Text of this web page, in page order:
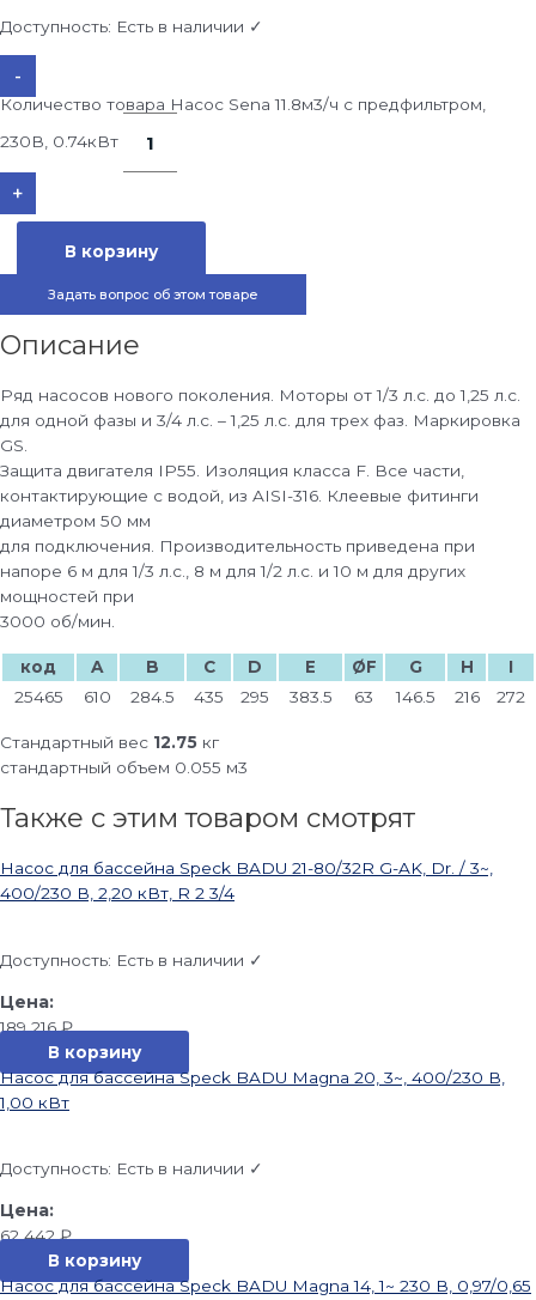
Доступность: Есть в наличии ✓
-
Количество товара Насос Sena 11.8м3/ч с предфильтром,
230В, 0.74кВт
+
В корзину
Задать вопрос об этом товаре
Описание
Ряд насосов нового поколения. Моторы от 1/3 л.с. до 1,25 л.с.
для одной фазы и 3/4 л.с. – 1,25 л.с. для трех фаз. Маркировка
GS.
Защита двигателя IP55. Изоляция класса F. Все части,
контактирующие с водой, из AISI-316. Клеевые фитинги
диаметром 50 мм
для подключения. Производительность приведена при
напоре 6 м для 1/3 л.с., 8 м для 1/2 л.с. и 10 м для других
мощностей при
3000 об/мин.
код A B C D E ØF G H
I
25465
610 284.5 435 295 383.5 63 146.5 216 272
Стандартный вес 12.75 кг
стандартный объем 0.055 м3
Также с этим товаром смотрят
Насос для бассейна Speck BADU 21-80/32R G-AK, Dr. / 3~,
400/230 В, 2,20 кВт, R 2 3/4
Доступность: Есть в наличии ✓
189 216₽
В корзину
Насос для бассейна Speck BADU Magna 20, 3~, 400/230 В,
1,00 кВт
Доступность: Есть в наличии ✓
62 442₽
В корзину
Насос для бассейна Speck BADU Magna 14, 1~ 230 В, 0,97/0,65